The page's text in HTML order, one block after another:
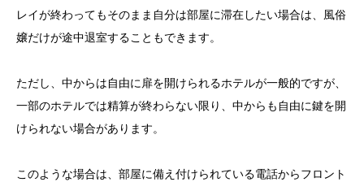
レイが終わってもそのまま自分は部屋に滞在したい場合は、風俗
嬢だけが途中退室することもできます。
ただし、中からは自由に扉を開けられるホテルが一般的ですが、
一部のホテルでは精算が終わらない限り、中からも自由に鍵を開
けられない場合があります。
このような場合は、部屋に備え付けられている電話からフロント